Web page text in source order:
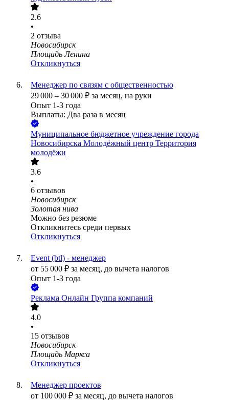
2.6
•
2 отзыва
Новосибирск
Площадь Ленина
Откликнуться
Менеджер по связям с общественностью
29 000 – 30 000 ₽ за месяц, на руки
Опыт 1-3 года
Выплаты: Два раза в месяц
Муниципальное бюджетное учреждение города
Новосибирска Молодёжный центр Территория
молодёжи
3.6
•
6 отзывов
Новосибирск
Золотая нива
Можно без резюме
Откликнитесь среди первых
Откликнуться
Event (btl) - менеджер
от 55 000 ₽ за месяц, до вычета налогов
Опыт 1-3 года
Реклама Онлайн Группа компаний
4.0
•
15 отзывов
Новосибирск
Площадь Маркса
Откликнуться
Менеджер проектов
от 100 000 ₽ за месяц, до вычета налогов